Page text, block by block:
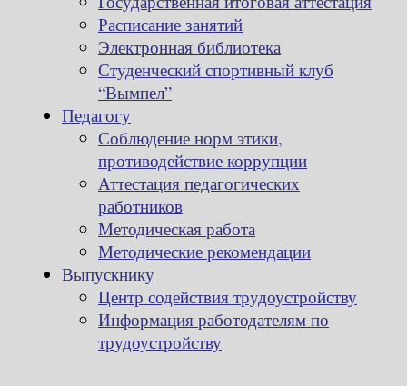
Расписание занятий
Электронная библиотека
Студенческий спортивный клуб
“Вымпел”
Педагогу
Соблюдение норм этики,
противодействие коррупции
Аттестация педагогических
работников
Методическая работа
Методические рекомендации
Выпускнику
Центр содействия трудоустройству
Информация работодателям по
трудоустройству